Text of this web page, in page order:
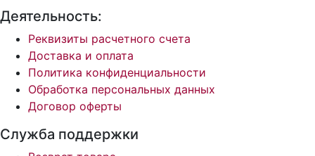
Деятельность:
Реквизиты расчетного счета
Доставка и оплата
Политика конфиденциальности
Обработка персональных данных
Договор оферты
Служба поддержки